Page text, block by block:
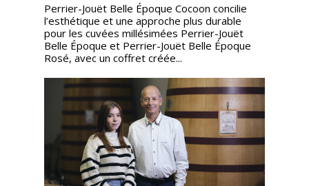
Perrier-Jouët Belle Époque Cocoon concilie
l’esthétique et une approche plus durable
pour les cuvées millésimées Perrier-Jouët
Belle Époque et Perrier-Jouët Belle Époque
Rosé, avec un coffret créée...